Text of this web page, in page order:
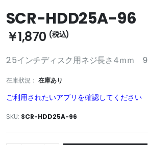
SCR-HDD25A-96
￥1,870
2.5インチディスク用ネジ長さ4ｍｍ
在庫狀況： 在庫あり
ご利用されたいアプリを確認してください
SKU SCR-HDD25A-96